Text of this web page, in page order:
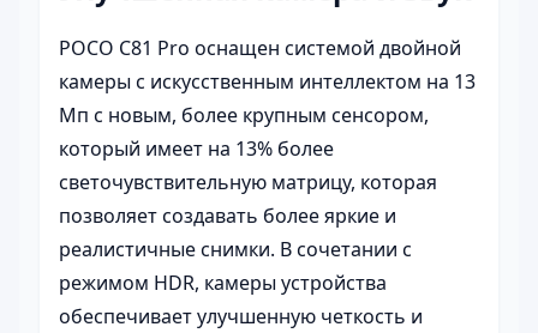
POCO C81 Pro оснащен системой двойной
камеры с искусственным интеллектом на 13
Мп с новым, более крупным сенсором,
который имеет на 13% более
светочувствительную матрицу, которая
позволяет создавать более яркие и
реалистичные снимки. В сочетании с
режимом HDR, камеры устройства
обеспечивает улучшенную четкость и